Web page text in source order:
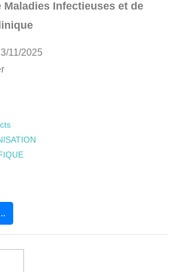
Maladies Infectieuses et de
11/2025